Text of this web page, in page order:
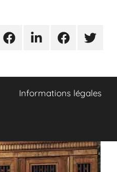
UrgencesLinkedinFacebookTwitter
Informations légales